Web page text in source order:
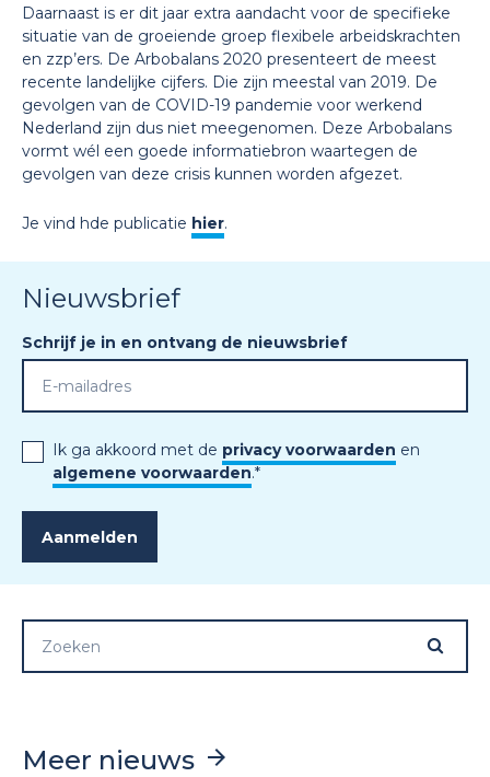
Daarnaast is er dit jaar extra aandacht voor de specifieke
situatie van de groeiende groep flexibele arbeidskrachten
en zzp’ers. De Arbobalans 2020 presenteert de meest
recente landelijke cijfers. Die zijn meestal van 2019. De
gevolgen van de COVID-19 pandemie voor werkend
Nederland zijn dus niet meegenomen. Deze Arbobalans
vormt wél een goede informatiebron waartegen de
gevolgen van deze crisis kunnen worden afgezet.
Je vind hde publicatie hier.
Nieuwsbrief
Schrijf je in en ontvang de nieuwsbrief
Ik ga akkoord met de privacy voorwaarden en
algemene voorwaarden.*
Meer nieuws